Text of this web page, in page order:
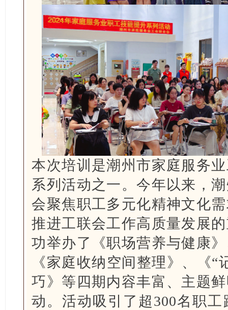
本次培训是潮州市家庭服务
系列活动之一。今年以来，
会聚焦职工多元化精神文化
推进工联会工作高质量发展
功举办了《职场营养与健康
《家庭收纳空间整理》、《
巧》等四期内容丰富、主题
动。活动吸引了超300名职